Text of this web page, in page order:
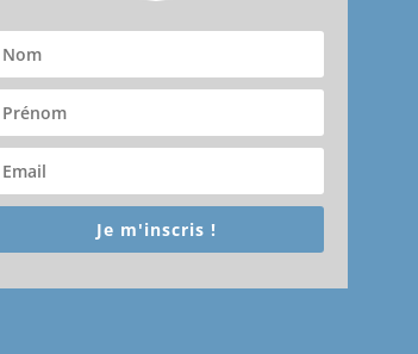
Je m'inscris !